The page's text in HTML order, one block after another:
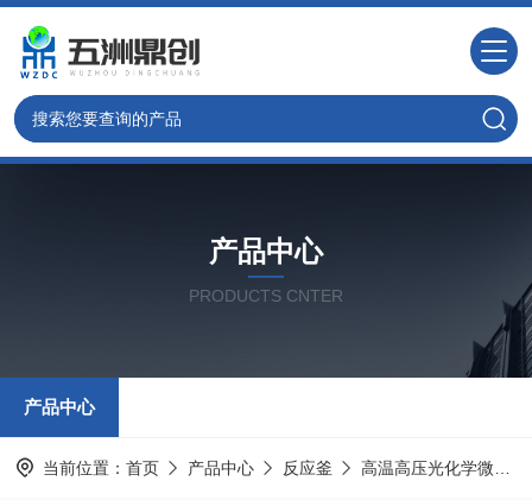
产品中心
PRODUCTS CNTER
产品中心
当前位置： 首页 产品中心 反应釜 高温高压光化学微型反应釜